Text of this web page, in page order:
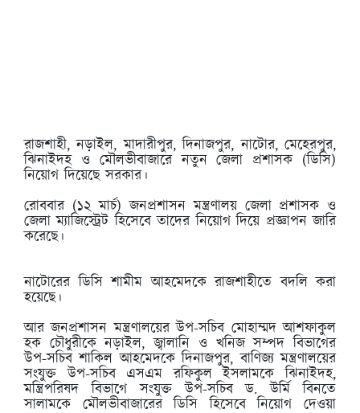
রাজশাহী, নড়াইল, মাদারীপুর, দিনাজপুর, নাটোর, মেহেরপুর,
ঝিনাইদহ ও মৌলভীবাজারে নতুন জেলা প্রশাসক (ডিসি)
নিয়োগ দিয়েছে সরকার।
রোববার (১২ মার্চ) জনপ্রশাসন মন্ত্রণালয় জেলা প্রশাসক ও
জেলা ম্যাজিস্ট্রেট হিসেবে তাদের নিয়োগ দিয়ে প্রজ্ঞাপন জারি
করেছে।
নাটোরের ডিসি শামীম আহমেদকে রাজশাহীতে বদলি করা
হয়েছে।
আর জনপ্রশাসন মন্ত্রণালয়ের উপ-সচিব মোহাম্মদ আশফাকুল
হক চৌধুরীকে নড়াইল, জ্বালানি ও খনিজ সম্পদ বিভাগের
উপ-সচিব শাকিল আহমেদকে দিনাজপুর, বাণিজ্য মন্ত্রণালয়ের
সংযুক্ত উপ-সচিব এসএম রফিকুল ইসলামকে ঝিনাইদহ,
মন্ত্রিপরিষদ বিভাগে সংযুক্ত উপ-সচিব ড. উর্মি বিনতে
সালামকে মৌলভীবাজারের ডিসি হিসেবে নিয়োগ দেওয়া